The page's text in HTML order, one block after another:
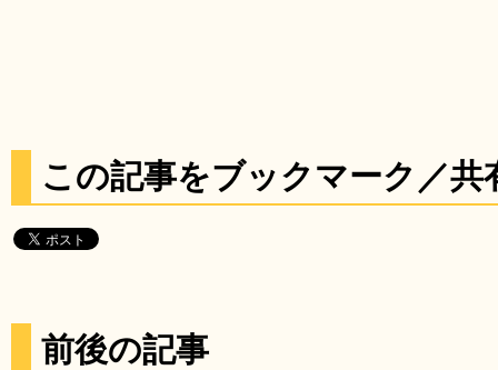
この記事をブックマーク／共
前後の記事